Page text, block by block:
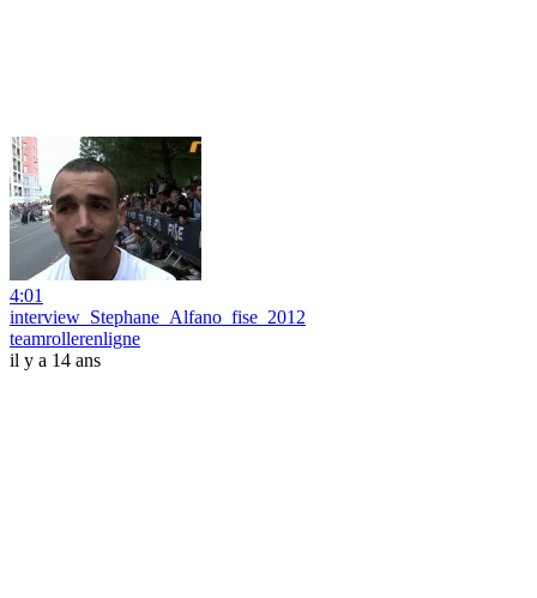
4:01
interview_Stephane_Alfano_fise_2012
teamrollerenligne
il y a 14 ans